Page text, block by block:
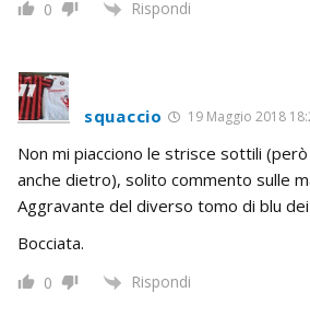
0 Rispondi
squaccio 19 Maggio 2018
Non mi piacciono le strisce sottili
anche dietro), solito commento sulle
Aggravante del diverso tomo di blu dei
Bocciata.
0 Rispondi